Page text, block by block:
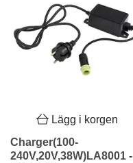
Lägg i korgen
Charger(100-
240V,20V,38W)LA8001 -